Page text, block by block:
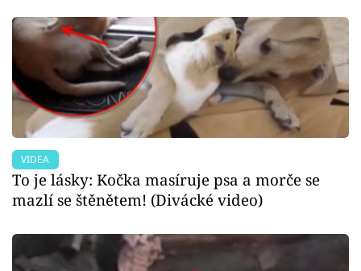
VIDEA
To je lásky: Kočka masíruje psa a morče se
mazlí se štěnětem! (Divácké video)